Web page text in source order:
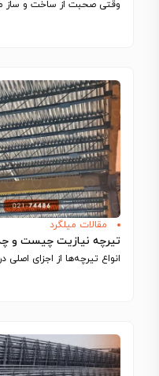
مقالات میلگرد
تیرچه نیازیت چیست و